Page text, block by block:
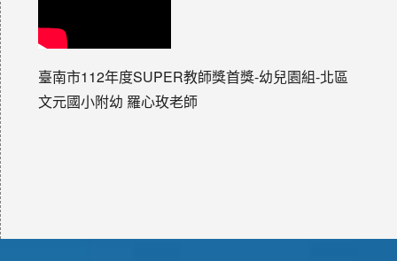
臺南市112年度SUPER教師獎首獎-幼兒園組-北區
文元國小附幼 羅心玫老師